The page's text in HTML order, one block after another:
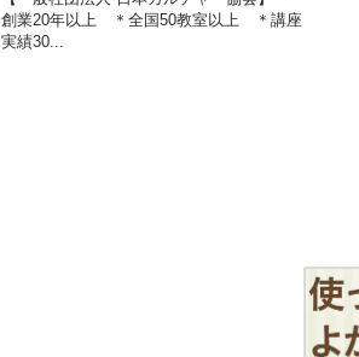
創業20年以上 ＊全国50教室以上 ＊講座
実績30...